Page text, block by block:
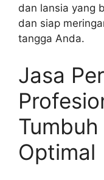
dan lansia yang
dan siap
tangga Anda.
Jasa
Optimal